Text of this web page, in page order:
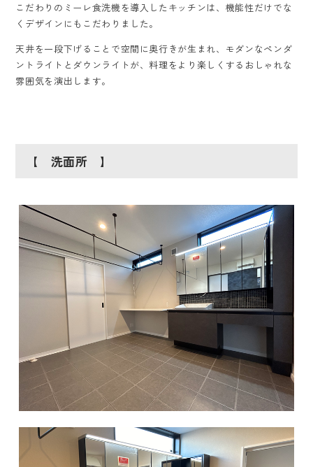
こだわりのミーレ食洗機を導入したキッチンは、機能性だけでな
くデザインにもこだわりました。
天井を一段下げることで空間に奥行きが生まれ、モダンなペンダ
ントライトとダウンライトが、料理をより楽しくするおしゃれな
雰囲気を演出します。
【 洗面所 】